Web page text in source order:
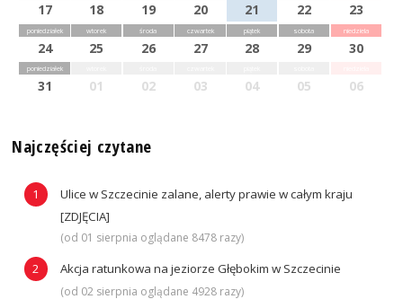
17 18 19 20 21 22 23
poniedziałek
24
wtorek
25
środa
26
czwartek
27
piątek
28
sobota
29
niedziela
30
poniedziałek
31 01 02 03 04 05 06
Najczęściej czytane
Ulice w Szczecinie zalane, alerty prawie w całym kraju
[ZDJĘCIA]
(od 01 sierpnia oglądane 8478 razy)
Akcja ratunkowa na jeziorze Głębokim w Szczecinie
(od 02 sierpnia oglądane 4928 razy)